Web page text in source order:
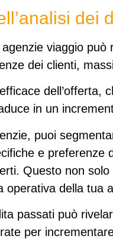
dei
viaggio
dei clienti,
dell’offerta,
in un
puoi
e preferenze
Questo non
operativa della tua
passati può
per